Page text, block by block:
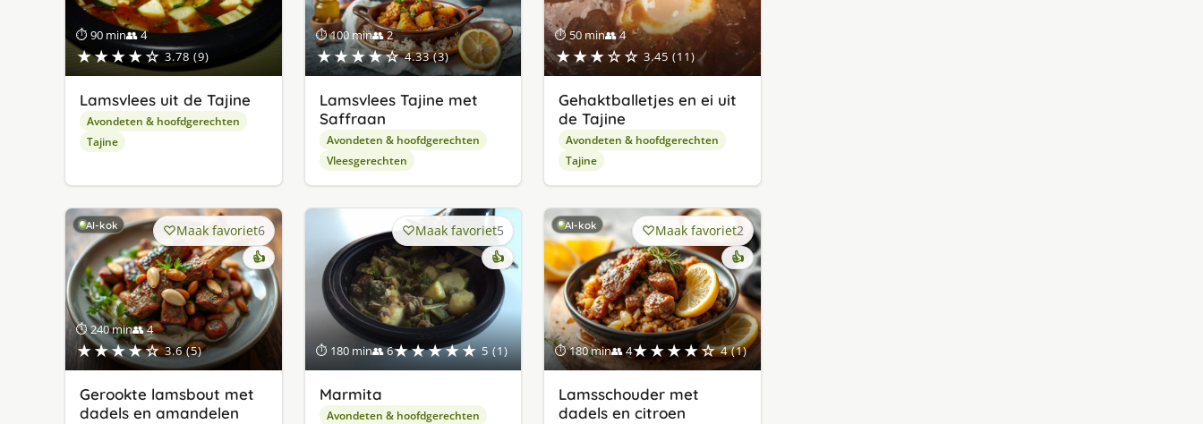
⏱ 90 min👥 4
★★★★☆ 3.78 (9)
Lamsvlees uit de Tajine
Avondeten & hoofdgerechten
Tajine
⏱ 100 min👥 2
★★★★☆ 4.33 (3)
Lamsvlees Tajine met
Saffraan
Avondeten & hoofdgerechten
Vleesgerechten
⏱ 50 min👥 4
★★★☆☆ 3.45 (11)
Gehaktballetjes en ei uit
de Tajine
Avondeten & hoofdgerechten
Tajine
AI-kok
⏱ 240 min👥 4
★★★★☆ 3.6 (5)
Maak favoriet6
👍
Gerookte lamsbout met
dadels en amandelen
⏱ 180 min👥 6★★★★★ 5 (1)
Maak favoriet5
👍
Marmita
Avondeten & hoofdgerechten
AI-kok
⏱ 180 min👥 4★★★★☆ 4 (1)
Maak favoriet2
👍
Lamsschouder met
dadels en citroen